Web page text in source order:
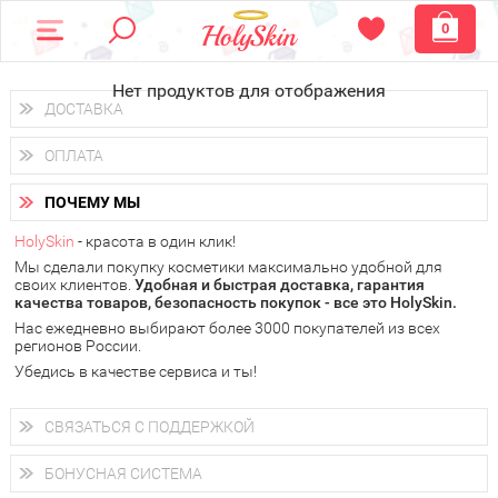
0
Нет продуктов для отображения
ДОСТАВКА
Доставка осуществляетсяпо всем городам России.
Вы можете выбрать доставку курьером, Почтой России или
получить заказ в пунктах выдачи PickPoint или пункте
самовывоза.
В 20 городах России доставка осуществляется ужена
следующий день.
у Вас всегда есть возможность получитьбесплатную
доставку от HolySkin.
подробнее об условиях доставки и оплаты в Вашем городе
ОПЛАТА
Вы можете оплатить свой заказ любым удобным способом:
наличными деньгами (
через интернет-банк (Альфа-банк, Сбербанк) и другими
электронными способами.
ПОЧЕМУ МЫ
HolySkin - красота в один клик!
Мы сделали покупку косметики максимально удобной для
своих клиентов. Удобная и быстрая доставка, гарантия
качества товаров, безопасность покупок - все это HolySkin.
Нас ежедневно выбирают более 3000 покупателей из всех
регионов России.
Убедись в качестве сервиса и ты!
СВЯЗАТЬСЯ С ПОДДЕРЖКОЙ
+7 (800) 707-24-55
Мы будем рады ответить на все Ваши вопросы по работе
магазина, проконсультировать по товарам, рассказать о
БОНУСНАЯ СИСТЕМА